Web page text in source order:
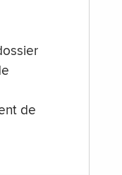
de